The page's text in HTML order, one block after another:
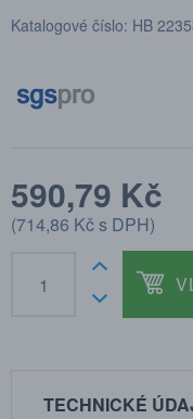
Katalogové číslo: HB
590,79 Kč
(714,86 Kčs DPH)
TECHNICKÉ